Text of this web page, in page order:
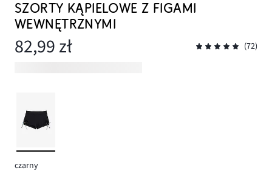
SZORTY KĄPIELOWE Z FIGAMI
WEWNĘTRZNYMI
82,99 zł (72)
czarny